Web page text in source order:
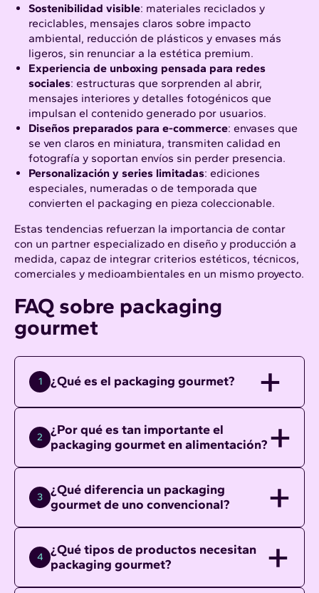
Sostenibilidad visible: materiales reciclados y
reciclables, mensajes claros sobre impacto
ambiental, reducción de plásticos y envases más
ligeros, sin renunciar a la estética premium.
Experiencia de unboxing pensada para redes
sociales: estructuras que sorprenden al abrir,
mensajes interiores y detalles fotogénicos que
impulsan el contenido generado por usuarios.​
Diseños preparados para e-commerce: envases que
se ven claros en miniatura, transmiten calidad en
fotografía y soportan envíos sin perder presencia.
Personalización y series limitadas: ediciones
especiales, numeradas o de temporada que
convierten el packaging en pieza coleccionable.​
Estas tendencias refuerzan la importancia de contar
con un partner especializado en diseño y producción a
medida, capaz de integrar criterios estéticos, técnicos,
comerciales y medioambientales en un mismo proyecto.​
FAQ sobre packaging
gourmet
1 ¿Qué es el packaging gourmet?
2
¿Por qué es tan importante el
packaging gourmet en alimentación?
3
¿Qué diferencia un packaging
gourmet de uno convencional?
4
¿Qué tipos de productos necesitan
packaging gourmet?